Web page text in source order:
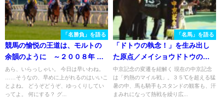
「名勝負」を語る
競馬の愉悦の王道は、モルトの
余韻のように ～２００８年 天
皇賞・秋に寄せて
あら、いらっしゃい。 今日は早いわね。
……そうなの、早めに上がれるのはいいこ
とよね。 どうぞどうぞ、ゆっくりしてい
ってよ。 何にする？ グ...
「名馬」を語る
「ドトウの執念！」を生み出し
た原点／メイショウドトウの中
京記念制覇
中京記念の変遷を紐解く 現在の中京記念
は「灼熱のマイル戦」。３５℃を超える猛
暑の中、馬も騎手もスタンドの観客も、汗
まみれになって熱戦を繰り広...